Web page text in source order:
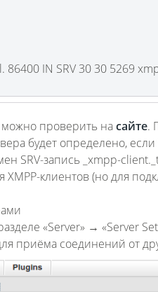
86400 IN SRV 30 30 5269
можно проверить насайте.
будет определено,
запись _xmpp-
клиентов (но для
«Server» → «Server
приёма соединений от